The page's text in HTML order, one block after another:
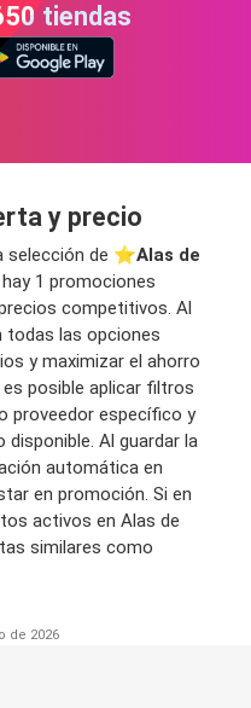
tiendas
y precio
selección de ⭐️Alas de
1 promociones
competitivos. Al
todas las opciones
y maximizar el ahorro
posible aplicar filtros
proveedor específico y
Al guardar la
automática en
en promoción. Si en
activos en Alas de
similares como
de 2026